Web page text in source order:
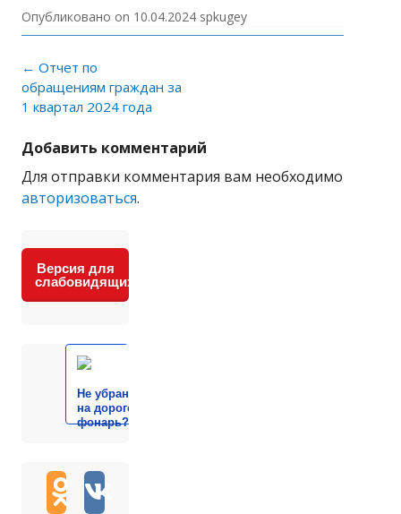
Опубликовано on 10.04.2024 spkugey
Навигация по записям
← Отчет по
обращениям граждан за
1 квартал 2024 года
Добавить комментарий
Для отправки комментария вам необходимо
авторизоваться.
Версия для
слабовидящих
Не убран мусор, яма
на дороге, не горит
фонарь?